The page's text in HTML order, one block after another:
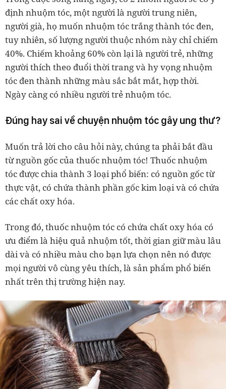
định nhuộm tóc, một người là người trung niên,
người già, họ muốn nhuộm tóc trắng thành tóc đen,
tuy nhiên, số lượng người thuộc nhóm này chỉ chiếm
40%. Chiếm khoảng 60% còn lại là người trẻ, những
người thích theo đuổi thời trang và hy vọng nhuộm
tóc đen thành những màu sắc bắt mắt, hợp thời.
Ngày càng có nhiều người trẻ nhuộm tóc.
Đúng hay sai về chuyện nhuộm tóc gây ung thư?
Muốn trả lời cho câu hỏi này, chúng ta phải bắt đầu
từ nguồn gốc của thuốc nhuộm tóc! Thuốc nhuộm
tóc được chia thành 3 loại phổ biến: có nguồn gốc từ
thực vật, có chứa thành phần gốc kim loại và có chứa
các chất oxy hóa.
Trong đó, thuốc nhuộm tóc có chứa chất oxy hóa có
ưu điểm là hiệu quả nhuộm tốt, thời gian giữ màu lâu
dài và có nhiều màu cho bạn lựa chọn nên nó được
mọi người vô cùng yêu thích, là sản phẩm phổ biến
nhất trên thị trường hiện nay.